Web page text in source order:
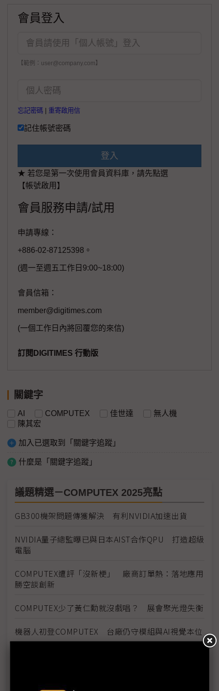
會員登入
【範例：user@company.com】
忘記密碼 重寄啟用信
記住帳號密碼
登入
★ 若您是第一次使用會員資料庫，請先點選
【帳號啟用】
會員服務申請/試用
申請專線：
+886-02-87125398。
(週一至週五工作日9:00~18:00)
會員信箱：
member@digitimes.com
(一個工作日內將回覆您的來信)
訂閱DIGITIMES 行動版
關鍵字
AI COMPUTEX 佳世達
無人機
陳其宏
加入已選取到「關鍵字追蹤」
什麼是「關鍵字追蹤」
議題精選－COMPUTEX 2025亮點
GB300機架問題傳獲解決 有利NVIDIA加速出貨
NVIDIA量子總監曝已與日本AIST合作QPU 打造超級
電腦
COMPUTEX遭評「沒新梗」 廠商訂單熱：落地應用
勝空談創新
COMPUTEX少了黃仁勳就沒戲唱？ 展會聚光燈失衡
機器人初登COMPUTEX 台廠仍守模組與AI視覺本位